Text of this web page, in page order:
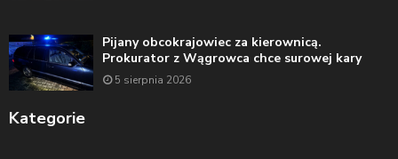
Pijany obcokrajowiec za kierownicą.
Prokurator z Wągrowca chce surowej kary
5 sierpnia 2026
Kategorie